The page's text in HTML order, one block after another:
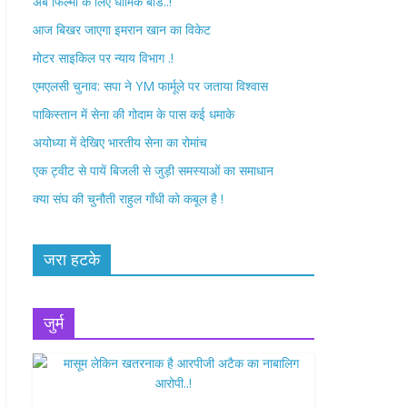
o
k
r
आज बिखर जाएगा इमरान खान का विकेट
मोटर साइकिल पर न्याय विभाग .!
एमएलसी चुनाव: सपा ने YM फार्मूले पर जताया विश्वास
पाकिस्तान में सेना की गोदाम के पास कई धमाके
अयोध्या में देखिए भारतीय सेना का रोमांच
एक ट्वीट से पायें बिजली से जुड़ी समस्याओं का समाधान
क्या संघ की चुनौती राहुल गाँधी को कबूल है !
जरा हटके
जुर्म